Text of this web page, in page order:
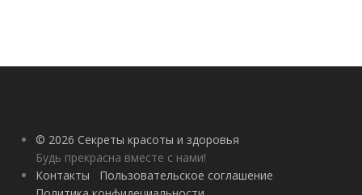
© 2026 Секреты красоты и здоровья
Будь прекрасна вместе с нами!
Контакты
Пользовательское соглашение